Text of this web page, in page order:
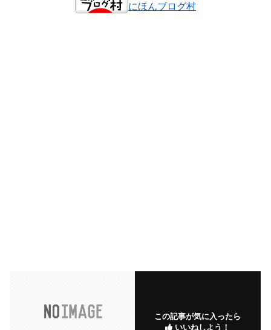
にほんブログ村
この記事が気に入ったら
いいねしよう！